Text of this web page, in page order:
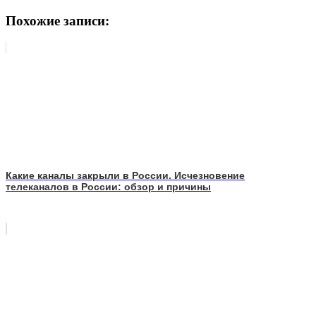
Похожие записи:
Какие каналы закрыли в России. Исчезновение
телеканалов в России: обзор и причины